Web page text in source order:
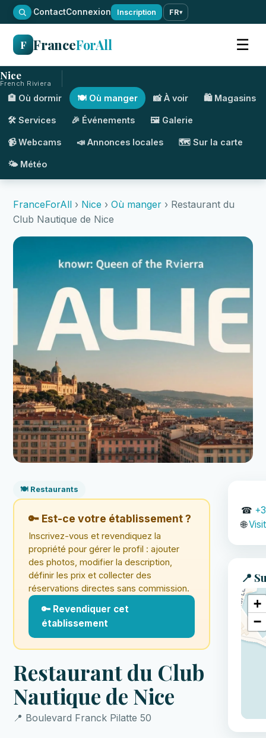
·ContactConnexion Inscription FR▾
F FranceForAll ☰
Nice
French Riviera
🏨 Où dormir 🍽️ Où manger 📸 À voir 🛍️ Magasins
🛠️ Services 🎉 Événements 🖼️ Galerie
📹 Webcams 📣 Annonces locales 🗺️ Sur la carte
🌤️ Météo
FranceForAll › Nice › Où manger › Restaurant du
Club Nautique de Nice
🍽️ Restaurants
🔑 Est-ce votre établissement ?
Inscrivez-vous et revendiquez la
propriété pour gérer le profil : ajouter
des photos, modifier la description,
définir les prix et collecter des
réservations directes sans commission.
🔑 Revendiquer cet
établissement
Restaurant du Club
Nautique de Nice
📍 Boulevard Franck Pilatte 50
☎
🌐
📍
+
−